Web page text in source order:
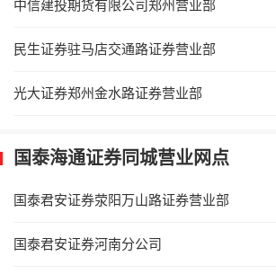
中信建投期货有限公司郑州营业部
民生证券驻马店交通路证券营业部
光大证券郑州金水路证券营业部
国泰海通证券同城营业网点
国泰君安证券荥阳万山路证券营业部
国泰君安证券河南分公司